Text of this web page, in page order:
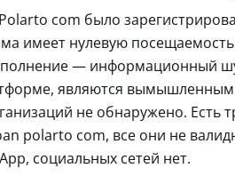
com было
имеет нулевую
— информационный
являются
не обнаружено.
polarto com, все они не
социальных сетей нет.